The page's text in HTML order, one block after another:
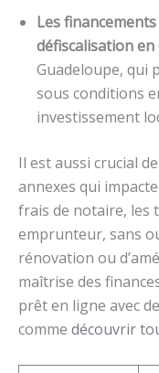
Les
défiscalisation
Guadeloupe, qui
sous conditions
investissement
Il est aussi crucial
annexes qui
frais de notaire, les
emprunteur, sans
rénovation ou
maîtrise des
prêt en ligne avec
comme découvrir